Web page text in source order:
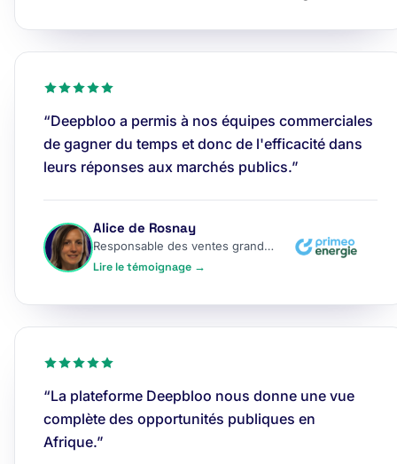
“Deepbloo a permis à nos équipes commerciales
de gagner du temps et donc de l'efficacité dans
leurs réponses aux marchés publics.”
Alice de Rosnay
Responsable des ventes grands comptes
Lire le témoignage →
“La plateforme Deepbloo nous donne une vue
complète des opportunités publiques en
Afrique.”